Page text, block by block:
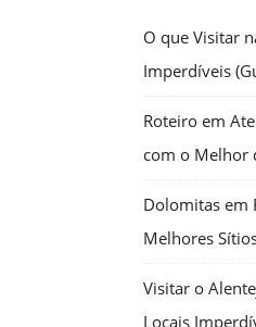
O que Visitar
Imperdíveis
Roteiro em
com o Melhor
Dolomitas em
Melhores
Visitar o
Locais